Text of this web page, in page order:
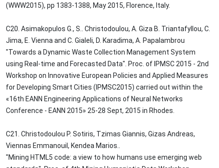
(WWW2015), pp 1383-1388, May 2015, Florence, Italy.
C20. Asimakopulos G., S.. Christodoulou, A. Giza B. Triantafyllou, C.
Jima, E. Vienna and C. Gialeli, D. Karadima, A. Papalambrou
"Towards a Dynamic Waste Collection Management System
using Real-time and Forecasted Data". Proc. of IPMSC 2015 - 2nd
Workshop on Innovative European Policies and Applied Measures
for Developing Smart Cities (IPMSC2015) carried out within the
«16th EANN Engineering Applications of Neural Networks
Conference - EANN 2015» 25-28 Sept, 2015 in Rhodes.
C21. Christodoulou P. Sotiris, Tzimas Giannis, Gizas Andreas,
Viennas Emmanouil, Kendea Marios..
"Mining HTML5 code: a view to how humans use emerging web